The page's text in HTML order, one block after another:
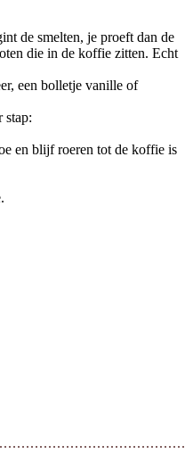
de smelten, je proeft dan de
die in de koffie zitten. Echt
een bolletje vanille of
stap:
en blijf roeren tot de koffie is